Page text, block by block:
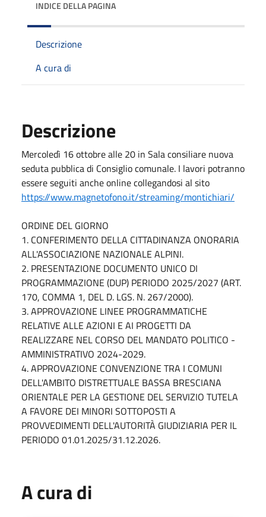
INDICE DELLA PAGINA
Descrizione
A cura di
Descrizione
Mercoledì 16 ottobre alle 20 in Sala consiliare nuova
seduta pubblica di Consiglio comunale. I lavori potranno
essere seguiti anche online collegandosi al sito
https://www.magnetofono.it/streaming/montichiari/
ORDINE DEL GIORNO
1. CONFERIMENTO DELLA CITTADINANZA ONORARIA
ALL'ASSOCIAZIONE NAZIONALE ALPINI.
2. PRESENTAZIONE DOCUMENTO UNICO DI
PROGRAMMAZIONE (DUP) PERIODO 2025/2027 (ART.
170, COMMA 1, DEL D. LGS. N. 267/2000).
3. APPROVAZIONE LINEE PROGRAMMATICHE
RELATIVE ALLE AZIONI E AI PROGETTI DA
REALIZZARE NEL CORSO DEL MANDATO POLITICO -
AMMINISTRATIVO 2024-2029.
4. APPROVAZIONE CONVENZIONE TRA I COMUNI
DELL'AMBITO DISTRETTUALE BASSA BRESCIANA
ORIENTALE PER LA GESTIONE DEL SERVIZIO TUTELA
A FAVORE DEI MINORI SOTTOPOSTI A
PROVVEDIMENTI DELL'AUTORITÀ GIUDIZIARIA PER IL
PERIODO 01.01.2025/31.12.2026.
A cura di